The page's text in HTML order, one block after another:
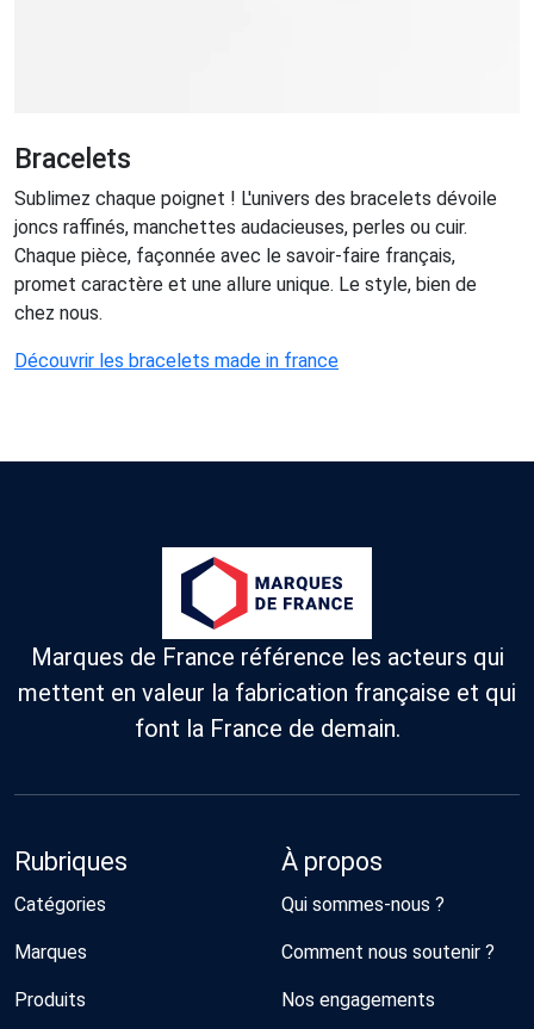
Bracelets
Sublimez chaque poignet ! L'univers des bracelets dévoile
joncs raffinés, manchettes audacieuses, perles ou cuir.
Chaque pièce, façonnée avec le savoir-faire français,
promet caractère et une allure unique. Le style, bien de
chez nous.
Découvrir les bracelets made in france
Marques de France référence les acteurs qui
mettent en valeur la fabrication française et qui
font la France de demain.
Rubriques
Catégories
Marques
Produits
À propos
Qui sommes-nous ?
Comment nous soutenir ?
Nos engagements